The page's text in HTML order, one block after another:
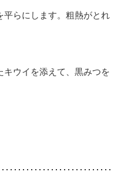
平らにします。粗熱がとれ
ウイを添えて、黒みつを